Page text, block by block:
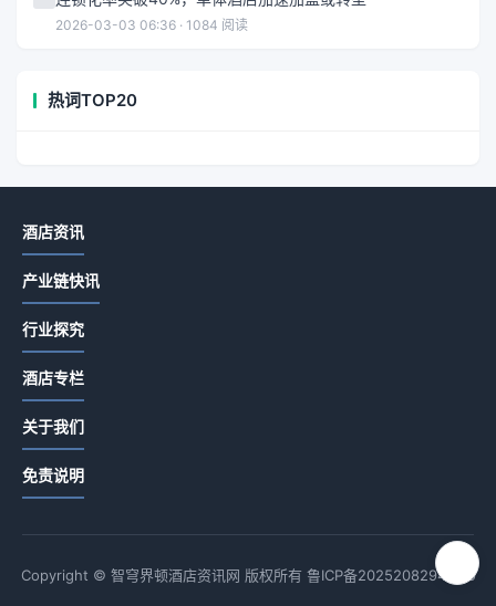
2026-03-03 06:36 · 1084 阅读
热词TOP20
酒店资讯
产业链快讯
行业探究
酒店专栏
关于我们
免责说明
Copyright © 智穹界顿酒店资讯网 版权所有 鲁ICP备2025208294号-9